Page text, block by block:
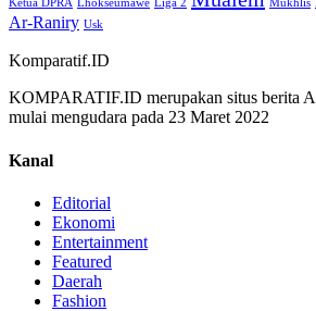
Ketua DPRA Lhokseumawe Liga 2 Mukhlis
Ar-Raniry Usk
Komparatif.ID
KOMPARATIF.ID merupakan situs berita
mulai mengudara pada 23 Maret 2022
Kanal
Editorial
Ekonomi
Entertainment
Featured
Daerah
Fashion